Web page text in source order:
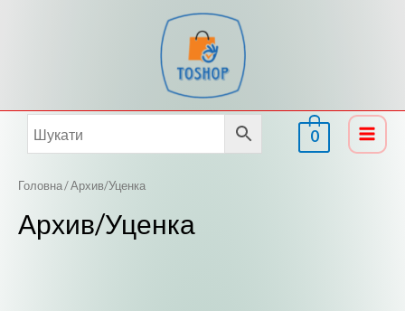
0
Main
Головна/ Архив/Уценка
Архив/Уценка